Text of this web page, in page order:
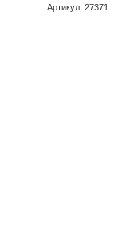
Артикул: 27371